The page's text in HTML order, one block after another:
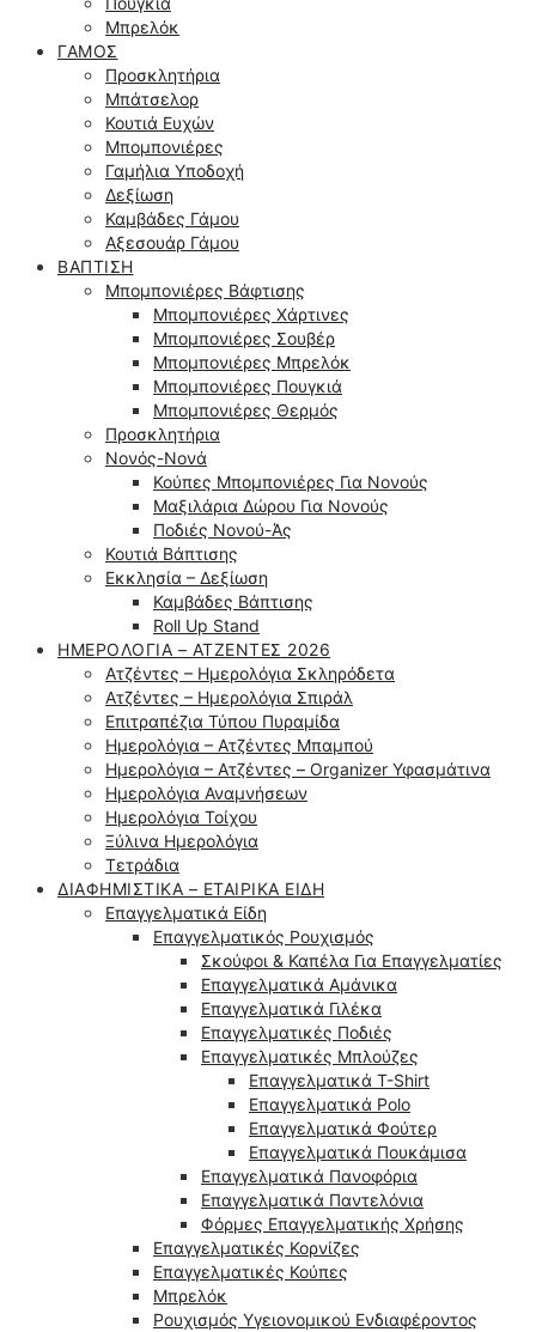
Μπρελόκ
ΓΆΜΟΣ
Προσκλητήρια
Μπάτσελορ
Κουτιά Ευχών
Μπομπονιέρες
Γαμήλια Υποδοχή
Δεξίωση
Καμβάδες Γάμου
Αξεσουάρ Γάμου
ΒΆΠΤΙΣΗ
Μπομπονιέρες Βάφτισης
Μπομπονιέρες Χάρτινες
Μπομπονιέρες Σουβέρ
Μπομπονιέρες Μπρελόκ
Μπομπονιέρες Πουγκιά
Μπομπονιέρες Θερμός
Προσκλητήρια
Νονός-Νονά
Κούπες Μπομπονιέρες Για Νονούς
Μαξιλάρια Δώρου Για Νονούς
Ποδιές Νονού-Άς
Κουτιά Βάπτισης
Εκκλησία – Δεξίωση
Καμβάδες Βάπτισης
Roll Up Stand
ΗΜΕΡΟΛΌΓΙΑ – ΑΤΖΈΝΤΕΣ 2026
Ατζέντες – Ημερολόγια Σκληρόδετα
Ατζέντες – Ημερολόγια Σπιράλ
Επιτραπέζια Τύπου Πυραμίδα
Ημερολόγια – Ατζέντες Μπαμπού
Ημερολόγια – Ατζέντες – Organizer Υφασμάτινα
Ημερολόγια Αναμνήσεων
Ημερολόγια Τοίχου
Ξύλινα Ημερολόγια
Τετράδια
ΔΙΑΦΗΜΙΣΤΙΚΆ – ΕΤΑΙΡΙΚΆ ΕΊΔΗ
Επαγγελματικά Είδη
Επαγγελματικός Ρουχισμός
Σκούφοι & Καπέλα Για Επαγγελματίες
Επαγγελματικά Αμάνικα
Επαγγελματικά Γιλέκα
Επαγγελματικές Ποδιές
Επαγγελματικές Μπλούζες
Επαγγελματικά T-Shirt
Επαγγελματικά Polo
Επαγγελματικά Φούτερ
Επαγγελματικά Πουκάμισα
Επαγγελματικά Πανοφόρια
Επαγγελματικά Παντελόνια
Φόρμες Επαγγελματικής Χρήσης
Επαγγελματικές Κορνίζες
Επαγγελματικές Κούπες
Μπρελόκ
Ρουχισμός Υγειονομικού Ενδιαφέροντος